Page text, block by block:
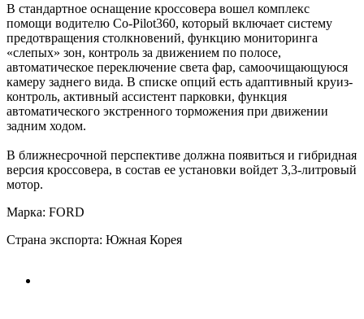
В стандартное оснащение кроссовера вошел комплекс
помощи водителю Co-Pilot360, который включает систему
предотвращения столкновений, функцию мониторинга
«слепых» зон, контроль за движением по полосе,
автоматическое переключение света фар, самоочищающуюся
камеру заднего вида. В списке опций есть адаптивный круиз-
контроль, активный ассистент парковки, функция
автоматического экстренного торможения при движении
задним ходом.
В ближнесрочной перспективе должна появиться и гибридная
версия кроссовера, в состав ее установки войдет 3,3-литровый
мотор.
Марка: FORD
Страна экспорта: Южная Корея